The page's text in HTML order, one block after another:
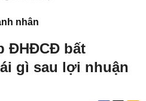
nhân
ĐHĐCĐ bất
gì sau lợi nhuận